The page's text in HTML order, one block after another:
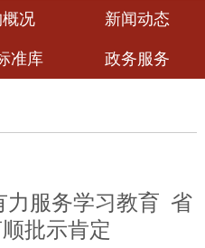
况 新闻动态
准库 政务服务
力服务学习教育 省
批示肯定